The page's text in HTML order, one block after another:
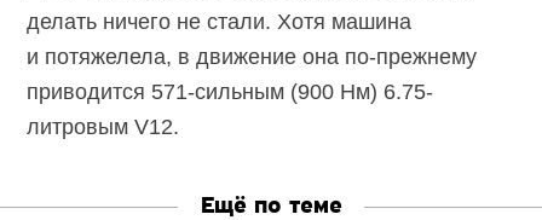
делать ничего не стали. Хотя машина
и потяжелела, в движение она по-прежнему
приводится 571-сильным (900 Нм) 6.75-
литровым V12.
Ещё по теме